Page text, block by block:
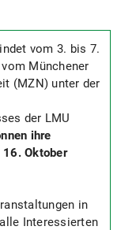
vom 3. bis 7.
Münchener
(MZN) unter der
der LMU
ihre
Oktober
in
Interessierten